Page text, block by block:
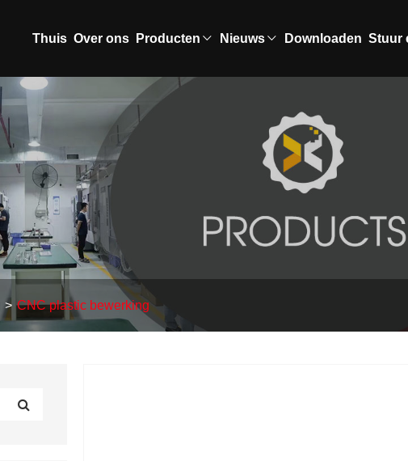
Thuis Over ons Producten Nieuws Downloaden Stuur
CNC plastic bewerking